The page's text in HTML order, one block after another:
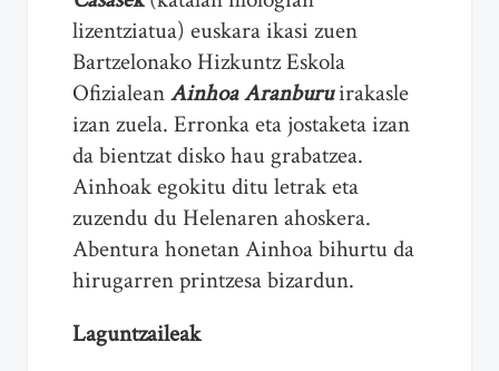
lizentziatua) euskara ikasi zuen
Bartzelonako Hizkuntz Eskola
OfizialeanAinhoa Aranburuirakasle
izan zuela. Erronka eta jostaketa izan
da bientzat disko hau grabatzea.
Ainhoak egokitu ditu letrak eta
zuzendu du Helenaren ahoskera.
Abentura honetan Ainhoa bihurtu da
hirugarren printzesa bizardun.
Laguntzaileak